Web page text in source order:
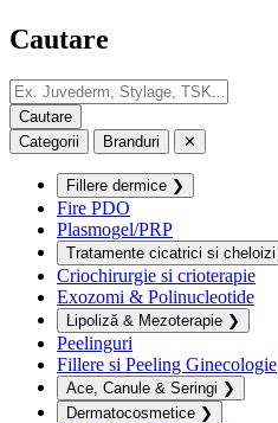
Cautare
Categorii Branduri ✕
Fillere dermice ❯
Fire PDO
Plasmogel/PRP
Tratamente cicatrici si cheloizi
Criochirurgie si crioterapie
Exozomi & Polinucleotide
Lipoliză & Mezoterapie ❯
Peelinguri
Fillere si Peeling Ginecologie
Ace, Canule & Seringi ❯
Dermatocosmetice ❯